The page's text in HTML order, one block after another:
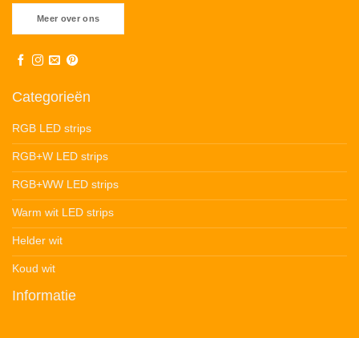
Meer over ons
Categorieën
RGB LED strips
RGB+W LED strips
RGB+WW LED strips
Warm wit LED strips
Helder wit
Koud wit
Informatie